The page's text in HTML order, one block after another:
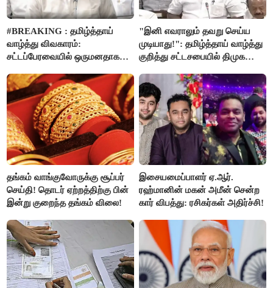
#BREAKING : தமிழ்த்தாய்
வாழ்த்து விவகாரம்:
சட்டப்பேரவையில் ஒருமனதாக
"இனி எவராலும் தவறு செய்ய
முடியாது!": தமிழ்த்தாய் வாழ்த்து
குறித்து சட்டசபையில் திமுக
தங்கம் வாங்குவோருக்கு சூப்பர்
செய்தி! தொடர் ஏற்றத்திற்கு பின்
இன்று குறைந்த தங்கம் விலை!
இசையமைப்பாளர் ஏ.ஆர்.
ரஹ்மானின் மகன் அமீன் சென்ற
கார் விபத்து: ரசிகர்கள் அதிர்ச்சி!